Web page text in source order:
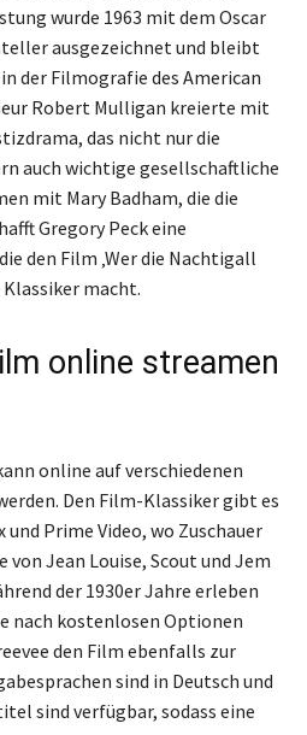
wurde 1963 mit dem Oscar
ausgezeichnet und bleibt
der Filmografie des American
Robert Mulligan kreierte mit
das nicht nur die
auch wichtige gesellschaftliche
mit Mary Badham, die die
Gregory Peck eine
den Film ‚Wer die Nachtigall
macht.
online streamen
online auf verschiedenen
Den Film-Klassiker gibt es
Prime Video, wo Zuschauer
von Jean Louise, Scout und Jem
der 1930er Jahre erleben
nach kostenlosen Optionen
den Film ebenfalls zur
sind in Deutsch und
sind verfügbar, sodass eine